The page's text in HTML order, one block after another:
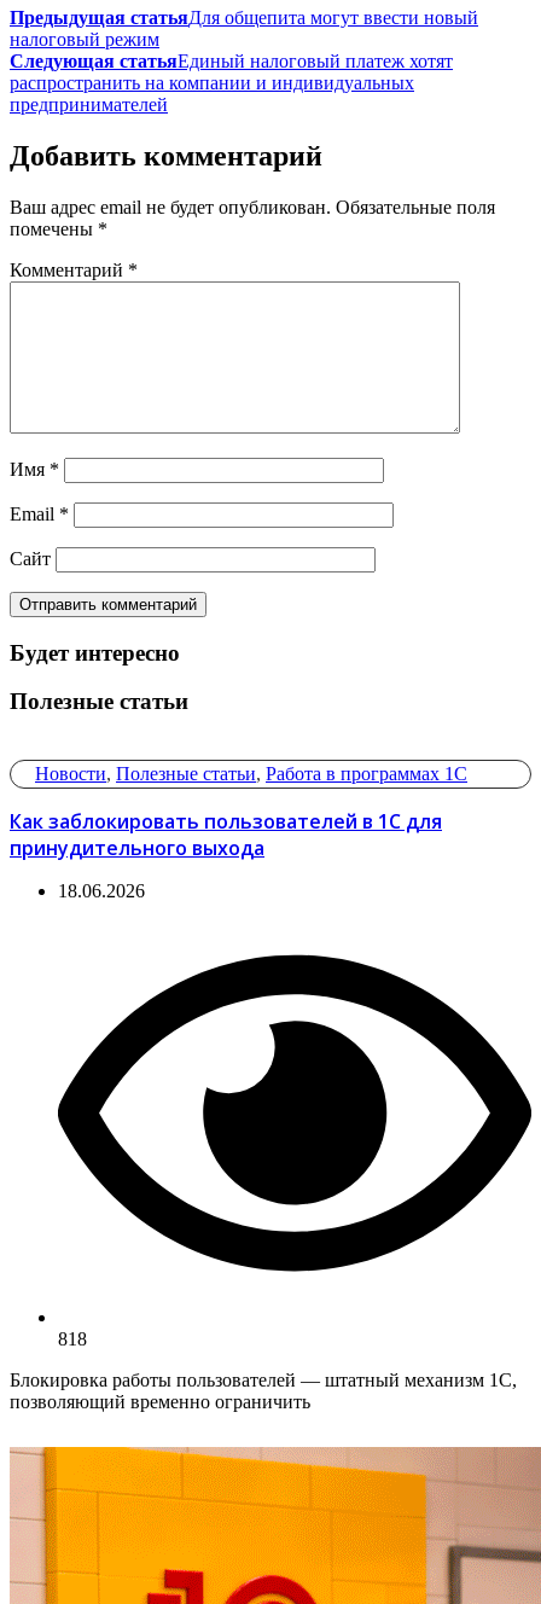
Предыдущая статьяДля общепита могут ввести новый
налоговый режим
Следующая статьяЕдиный налоговый платеж хотят
распространить на компании и индивидуальных
предпринимателей
Добавить комментарий
Ваш адрес email не будет опубликован. Обязательные поля
помечены *
Комментарий *
Имя *
Email *
Сайт
Будет интересно
Полезные статьи
Новости, Полезные статьи, Работа в программах 1С
Как заблокировать пользователей в 1С для
принудительного выхода
18.06.2026
818
Блокировка работы пользователей — штатный механизм 1С,
позволяющий временно ограничить